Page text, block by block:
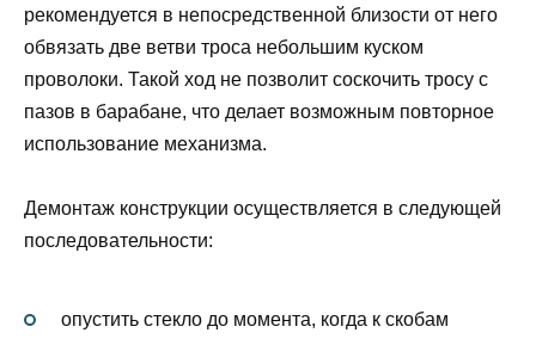
рекомендуется в непосредственной близости от него
обвязать две ветви троса небольшим куском
проволоки. Такой ход не позволит соскочить тросу с
пазов в барабане, что делает возможным повторное
использование механизма.
Демонтаж конструкции осуществляется в следующей
последовательности:
опустить стекло до момента, когда к скобам